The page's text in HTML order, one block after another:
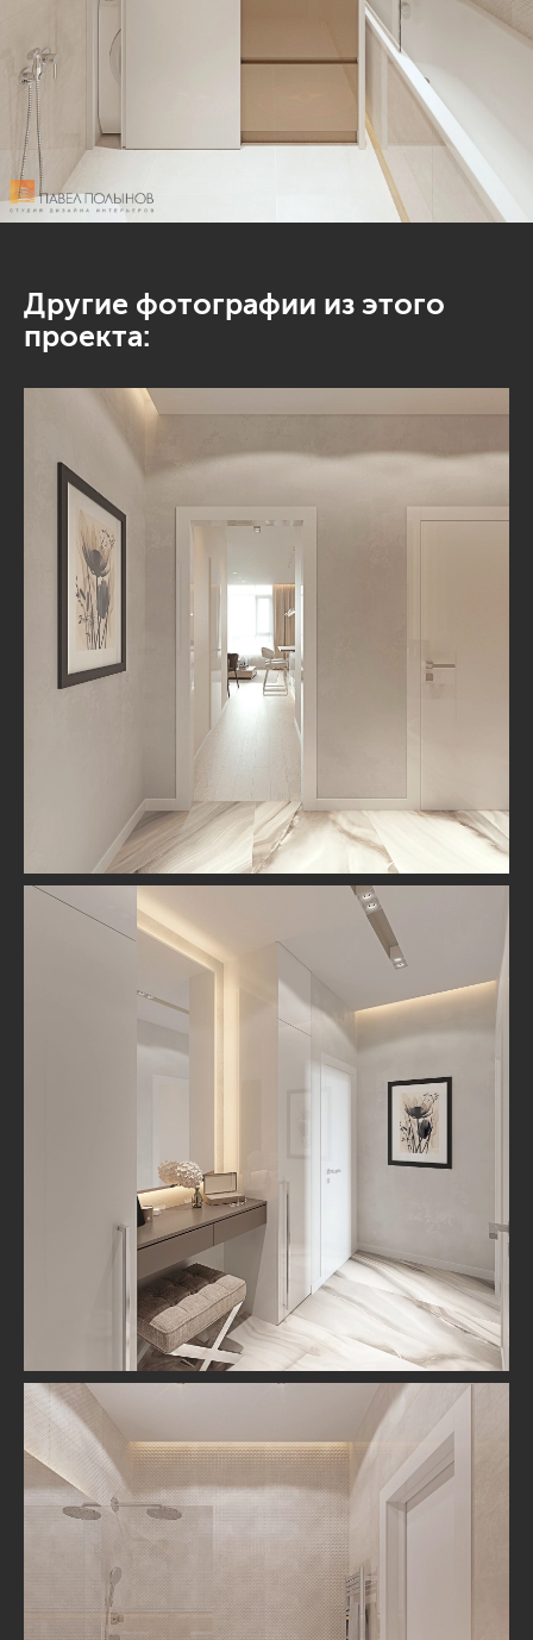
Другие фотографии из этого
проекта: